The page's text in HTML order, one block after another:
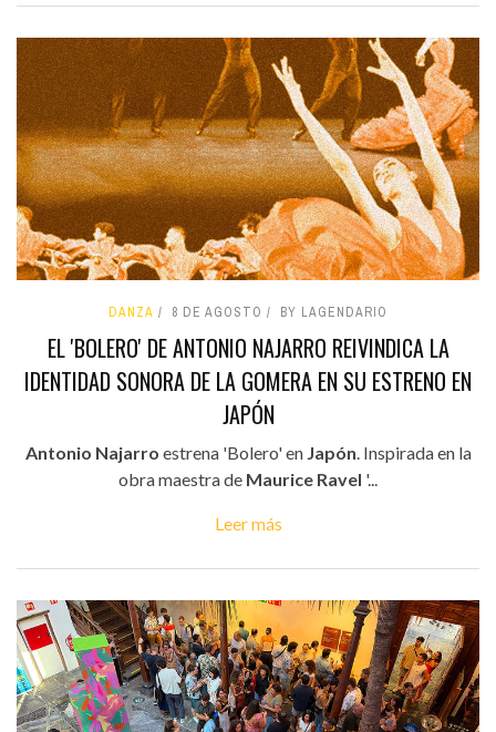
DANZA 8 DE AGOSTO BY LAGENDARIO
EL 'BOLERO' DE ANTONIO NAJARRO REIVINDICA LA
IDENTIDAD SONORA DE LA GOMERA EN SU ESTRENO EN
JAPÓN
Antonio Najarro estrena 'Bolero' en Japón. Inspirada en la
obra maestra de Maurice Ravel '...
Leer más